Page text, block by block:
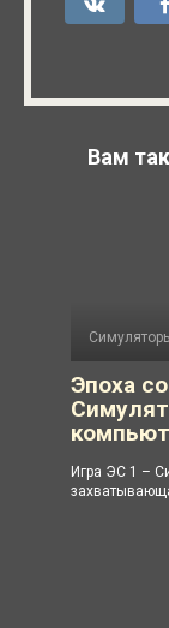
Вам
Эпоха
Игра ЭС 1 –